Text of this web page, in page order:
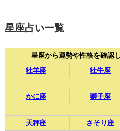
星座占い一覧
星座から運勢や性格を確認
牡羊座
牡牛座
かに座 獅子座
天秤座 さそり座